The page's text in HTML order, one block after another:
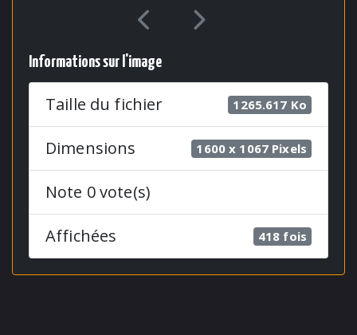
Informations sur l'image
Taille du fichier 1265.617 Ko
Dimensions 1600 x 1067 Pixels
Note 0 vote(s)
Affichées 418 fois